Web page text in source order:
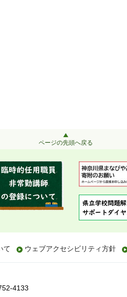
ページの先頭へ戻る
て ウェブアクセシビリティ方針
4133